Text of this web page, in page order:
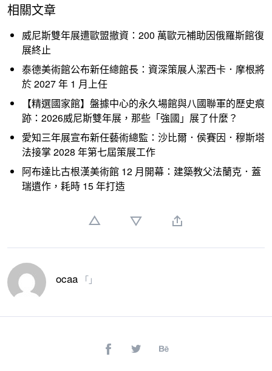
相關文章
威尼斯雙年展遭歐盟撤資：200 萬歐元補助因俄羅斯館復
展終止
泰德美術館公布新任總館長：資深策展人潔西卡．摩根將
於 2027 年 1 月上任
【精選國家館】盤據中心的永久場館與八國聯軍的歷史痕
跡：2026威尼斯雙年展，那些「強國」展了什麼？
愛知三年展宣布新任藝術總監：沙比爾．侯賽因．穆斯塔
法接掌 2028 年第七屆策展工作
阿布達比古根漢美術館 12 月開幕：建築教父法蘭克．蓋
瑞遺作，耗時 15 年打造
ocaa 「」